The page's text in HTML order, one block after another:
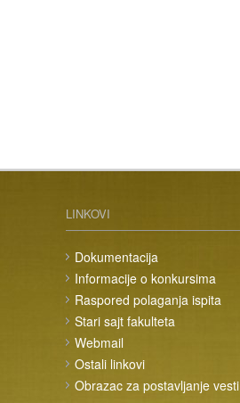
LINKOVI
Dokumentacija
Informacije o konkursima
Raspored polaganja ispita
Stari sajt fakulteta
Webmail
Ostali linkovi
Obrazac za postavljanje vesti